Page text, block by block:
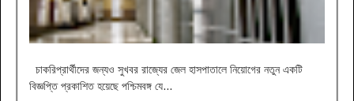
চাকরিপ্রার্থীদের জন্যও সুখবর রাজ্যের জেল হাসপাতালে নিয়োগের নতুন একটি
বিজ্ঞপ্তি প্রকাশিত হয়েছে পশ্চিমবঙ্গ যে...